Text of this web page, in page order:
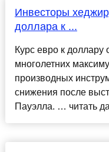
Инвесторы
доллара к ...
Курс евро к доллару
многолетних
производных
снижения после
Пауэлла. … читать